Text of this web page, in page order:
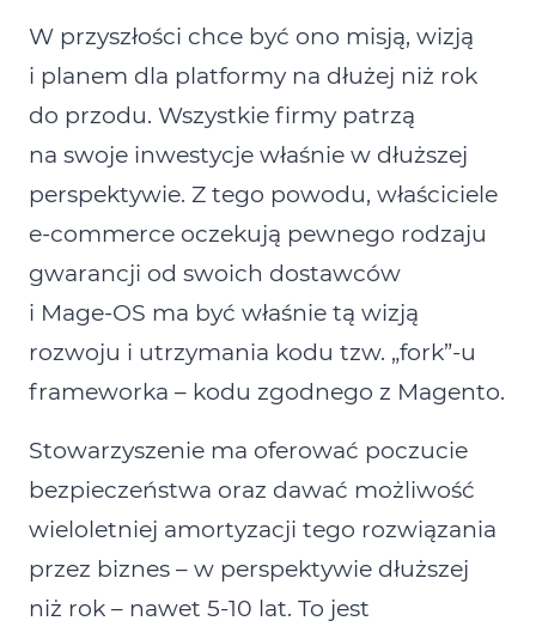
W przyszłości chce być ono misją, wizją
i planem dla platformy na dłużej niż rok
do przodu. Wszystkie firmy patrzą
na swoje inwestycje właśnie w dłuższej
perspektywie. Z tego powodu, właściciele
e‑commerce oczekują pewnego rodzaju
gwarancji od swoich dostawców
i Mage‑OS ma być właśnie tą wizją
rozwoju i utrzymania kodu tzw. „fork”‑u
frameworka – kodu zgodnego z Magento.
Stowarzyszenie ma oferować poczucie
bezpieczeństwa oraz dawać możliwość
wieloletniej amortyzacji tego rozwiązania
przez biznes – w perspektywie dłuższej
niż rok – nawet 5‑10 lat. To jest